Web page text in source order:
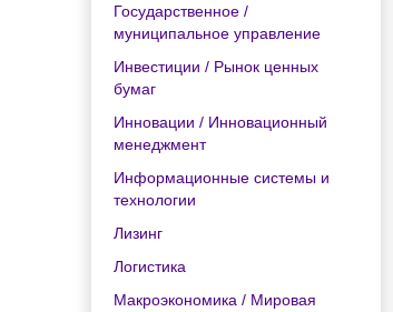
Государственное /
муниципальное управление
Инвестиции / Рынок ценных
бумаг
Инновации / Инновационный
менеджмент
Информационные системы и
технологии
Лизинг
Логистика
Макроэкономика / Мировая